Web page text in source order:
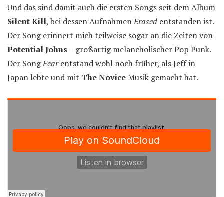
Und das sind damit auch die ersten Songs seit dem Album
Silent Kill, bei dessen AufnahmenErased entstanden ist.
Der Song erinnert mich teilweise sogar an die Zeiten von
Potential Johns– großartig melancholischer Pop Punk.
Der SongFearentstand wohl noch früher, als Jeff in
Japan lebte und mit The NoviceMusik gemacht hat.